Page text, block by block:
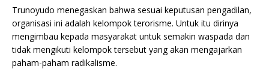
Trunoyudo menegaskan bahwa sesuai keputusan pengadilan,
organisasi ini adalah kelompok terorisme. Untuk itu dirinya
mengimbau kepada masyarakat untuk semakin waspada dan
tidak mengikuti kelompok tersebut yang akan mengajarkan
paham-paham radikalisme.